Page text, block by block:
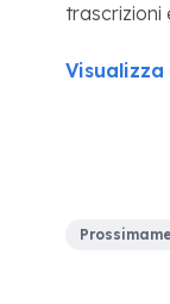
trascrizioni